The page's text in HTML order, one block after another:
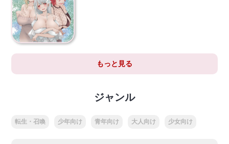
もっと見る
ジャンル
転生・召喚 少年向け 青年向け 大人向け 少女向け